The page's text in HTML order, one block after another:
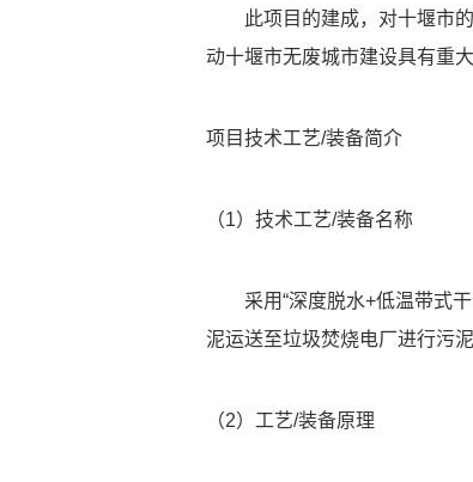
此项目的建成，对十堰市
动十堰市无废城市建设具有重大
项目技术工艺/装备简介
（1）技术工艺/装备名称
采用“深度脱水+低温带式
泥运送至垃圾焚烧电厂进行污
（2）工艺/装备原理